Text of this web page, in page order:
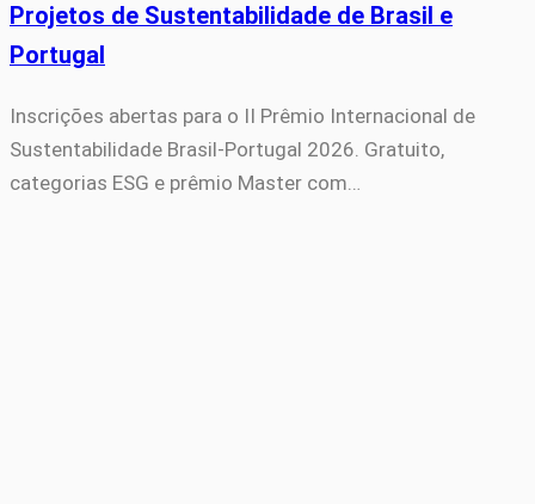
Projetos de Sustentabilidade de Brasil e
Portugal
Inscrições abertas para o II Prêmio Internacional de
Sustentabilidade Brasil-Portugal 2026. Gratuito,
categorias ESG e prêmio Master com…